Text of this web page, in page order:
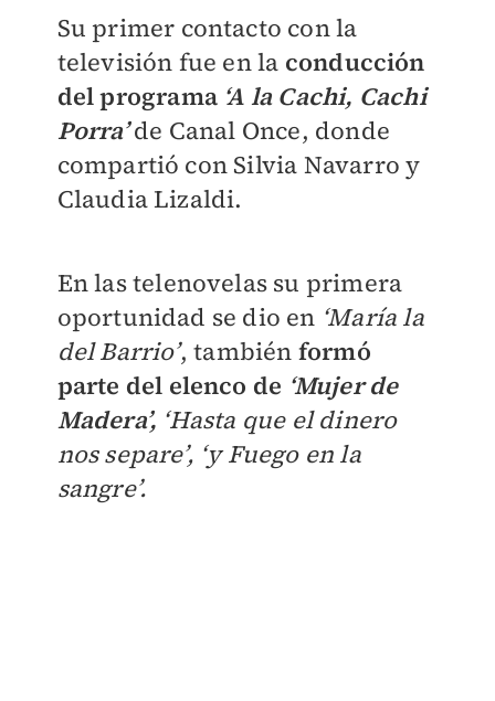
Su primer contacto con la
televisión fue en la conducción
del programa ‘A la Cachi, Cachi
Porra’ de Canal Once, donde
compartió con Silvia Navarro y
Claudia Lizaldi.
En las telenovelas su primera
oportunidad se dio en ‘María la
del Barrio’, también formó
parte del elenco de ‘Mujer de
Madera’, ‘Hasta que el dinero
nos separe’, ‘y Fuego en la
sangre’.